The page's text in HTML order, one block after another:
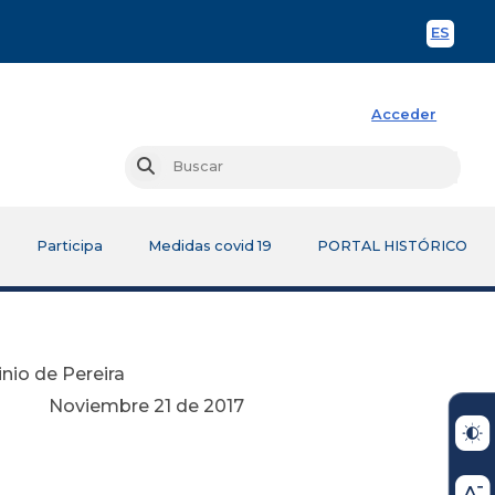
ES
Acceder
Buscar
Participa Medidas covid 19 PORTAL HISTÓRICO
de Pereira
2017